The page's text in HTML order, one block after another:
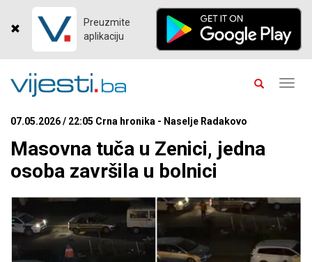
Preuzmite
aplikaciju
07.05.2026 / 22:05 Crna hronika - Naselje Radakovo
Masovna tuča u Zenici, jedna
osoba završila u bolnici